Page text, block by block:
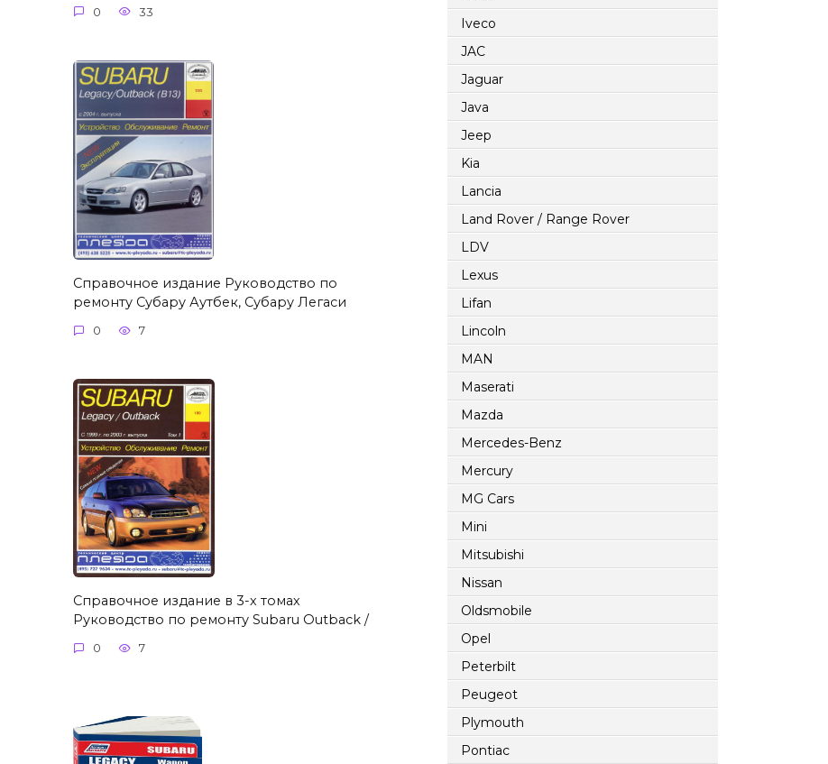
0 33
Справочное издание Руководство по
ремонту Субару Аутбек, Субару Легаси
0 7
Справочное издание в 3-х томах
Руководство по ремонту Subaru Outback /
0 7
Iveco
JAC
Jaguar
Java
Jeep
Kia
Lancia
Land Rover / Range Rover
LDV
Lexus
Lifan
Lincoln
MAN
Maserati
Mazda
Mercedes-Benz
Mercury
MG Cars
Mini
Mitsubishi
Nissan
Oldsmobile
Opel
Peterbilt
Peugeot
Plymouth
Pontiac